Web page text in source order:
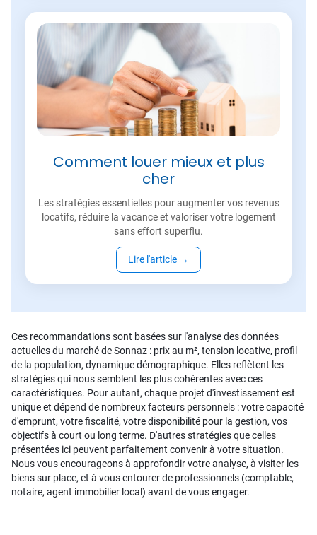
Comment louer mieux et plus
cher
Les stratégies essentielles pour augmenter vos revenus
locatifs, réduire la vacance et valoriser votre logement
sans effort superflu.
Lire l'article →
Ces recommandations sont basées sur l'analyse des données
actuelles du marché de Sonnaz : prix au m², tension locative, profil
de la population, dynamique démographique. Elles reflètent les
stratégies qui nous semblent les plus cohérentes avec ces
caractéristiques. Pour autant, chaque projet d'investissement est
unique et dépend de nombreux facteurs personnels : votre capacité
d'emprunt, votre fiscalité, votre disponibilité pour la gestion, vos
objectifs à court ou long terme. D'autres stratégies que celles
présentées ici peuvent parfaitement convenir à votre situation.
Nous vous encourageons à approfondir votre analyse, à visiter les
biens sur place, et à vous entourer de professionnels (comptable,
notaire, agent immobilier local) avant de vous engager.